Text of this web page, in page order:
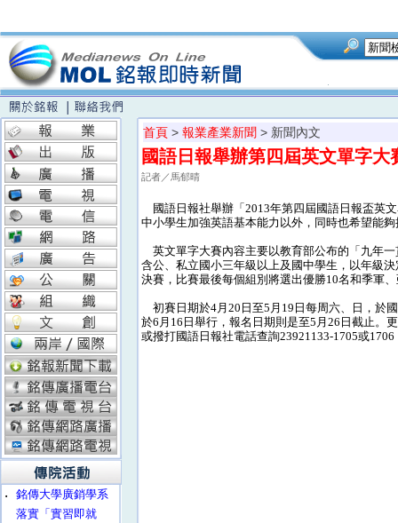
‧
銘傳大學廣銷學系
落實「實習即就
首頁 > 報業產業新聞 > 新聞內文
國語日報舉辦第四屆英文單字大
記者／馬郁晴
國語日報社舉辦「2013年第四屆國語日報盃英
中小學生加強英語基本能力以外，同時也希望能
英文單字大賽內容主要以教育部公布的「九年
含公、私立國小三年級以上及國中學生，以年級
決賽，比賽最後每個組別將選出優勝10名和季軍
初賽日期於4月20日至5月19日每周六、日，於
於6月16日舉行，報名日期則是至5月26日截止。
或撥打國語日報社電話查詢23921133-1705或1706